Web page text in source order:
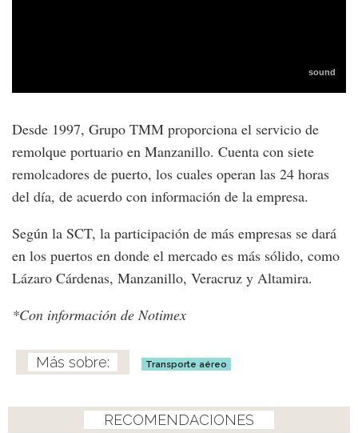
Desde 1997, Grupo TMM proporciona el servicio de
remolque portuario en Manzanillo. Cuenta con siete
remolcadores de puerto, los cuales operan las 24 horas
del día, de acuerdo con información de la empresa.
Según la SCT, la participación de más empresas se dará
en los puertos en donde el mercado es más sólido, como
Lázaro Cárdenas, Manzanillo, Veracruz y Altamira.
*Con información de Notimex
Transporte aéreo
RECOMENDACIONES